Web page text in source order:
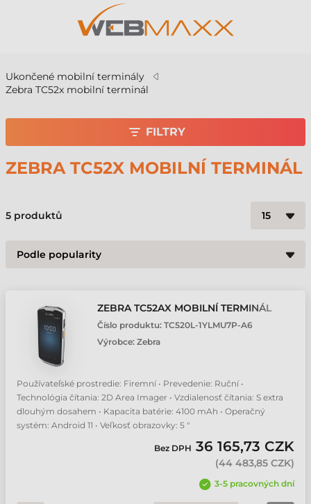
Ukončené mobilní terminály
Zebra TC52x mobilní terminál
ZEBRA TC52X MOBILNÍ TERMINÁL
5 produktů
ZEBRA TC52AX MOBILNÍ TERMINÁL
Číslo produktu: TC520L-1YLMU7P-A6
Výrobce: Zebra
Používateľské prostredie: Firemní • Prevedenie: Ruční •
Technológia čítania: 2D Area Imager • Vzdialenosť čítania: S extra
dlouhým dosahem • Kapacita batérie: 4100 mAh • Operačný
systém: Android 11 • Veľkosť obrazovky: 5 "
Bez DPH 36 165,73 CZK
(44 483,85 CZK)
3-5 pracovných dní
FILTRY